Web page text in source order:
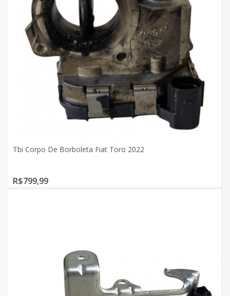
Tbi Corpo De Borboleta Fiat Toro 2022
R$799,99